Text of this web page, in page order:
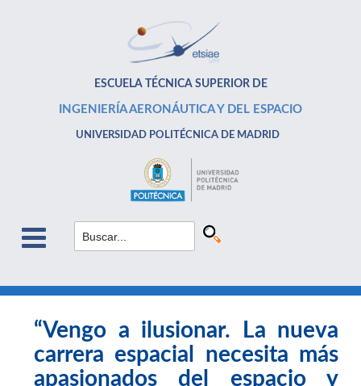
ESCUELA TÉCNICA SUPERIOR DE
INGENIERÍA AERONÁUTICA Y DEL ESPACIO
UNIVERSIDAD POLITÉCNICA DE MADRID
“Vengo a ilusionar. La nueva
carrera espacial necesita más
apasionados del espacio y